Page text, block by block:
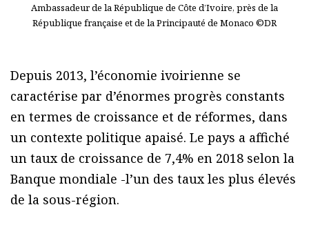
Ambassadeur de la République de Côte d’Ivoire, près de la
République française et de la Principauté de Monaco ©DR
Depuis 2013, l’économie ivoirienne se
caractérise par d’énormes progrès constants
en termes de croissance et de réformes, dans
un contexte politique apaisé. Le pays a affiché
un taux de croissance de 7,4% en 2018 selon la
Banque mondiale -l’un des taux les plus élevés
de la sous-région.